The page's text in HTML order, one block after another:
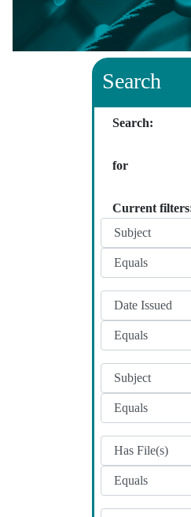
Search
Search:
for
Current